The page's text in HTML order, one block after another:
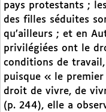
pays protestants ;
des filles séduites
qu’ailleurs ; et en
privilégiées ont le
conditions de
puisque « le
droit de vivre, de
(p. 244), elle a